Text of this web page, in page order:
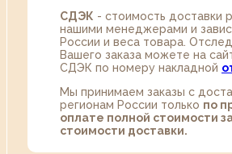
СДЭК - стоимость доставки
нашими менеджерами и
России и веса товара.
Вашего заказа можете на
СДЭК по номеру накладной
Мы принимаем заказы с
регионам России только по
оплате полной стоимости
стоимости доставки.